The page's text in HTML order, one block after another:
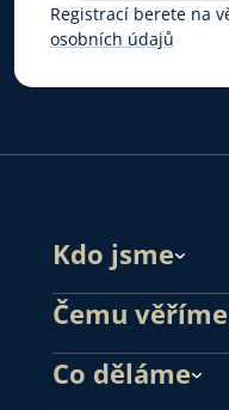
Registrací berete na
osobních údajů
Kdo jsme
Čemu věříme
Co děláme